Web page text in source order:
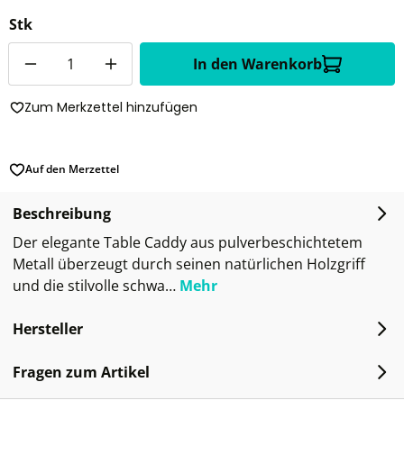
Stk
In den Warenkorb
Zum Merkzettel hinzufügen
Auf den Merzettel
Beschreibung
Der elegante Table Caddy aus pulverbeschichtetem
Metall überzeugt durch seinen natürlichen Holzgriff
und die stilvolle schwa… Mehr
Hersteller
Fragen zum Artikel